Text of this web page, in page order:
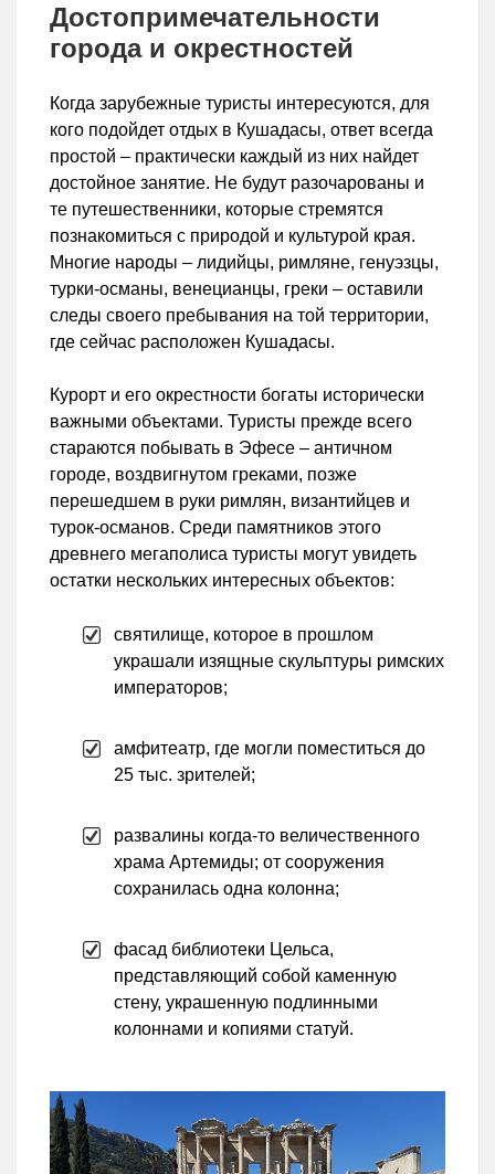
Достопримечательности
города и окрестностей
Когда зарубежные туристы интересуются, для
кого подойдет отдых в Кушадасы, ответ всегда
простой – практически каждый из них найдет
достойное занятие. Не будут разочарованы и
те путешественники, которые стремятся
познакомиться с природой и культурой края.
Многие народы – лидийцы, римляне, генуэзцы,
турки-османы, венецианцы, греки – оставили
следы своего пребывания на той территории,
где сейчас расположен Кушадасы.
Курорт и его окрестности богаты исторически
важными объектами. Туристы прежде всего
стараются побывать в Эфесе – античном
городе, воздвигнутом греками, позже
перешедшем в руки римлян, византийцев и
турок-османов. Среди памятников этого
древнего мегаполиса туристы могут увидеть
остатки нескольких интересных объектов:
святилище, которое в прошлом
украшали изящные скульптуры римских
императоров;
амфитеатр, где могли поместиться до
25 тыс. зрителей;
развалины когда-то величественного
храма Артемиды; от сооружения
сохранилась одна колонна;
фасад библиотеки Цельса,
представляющий собой каменную
стену, украшенную подлинными
колоннами и копиями статуй.